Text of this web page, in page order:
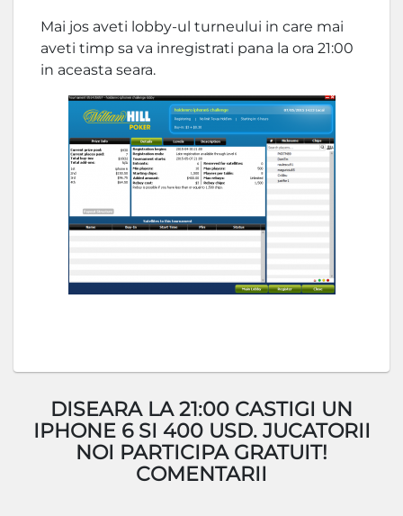
Mai jos aveti lobby-ul turneului in care mai
aveti timp sa va inregistrati pana la ora 21:00
in aceasta seara.
DISEARA LA 21:00 CASTIGI UN
IPHONE 6 SI 400 USD. JUCATORII
NOI PARTICIPA GRATUIT!
COMENTARII